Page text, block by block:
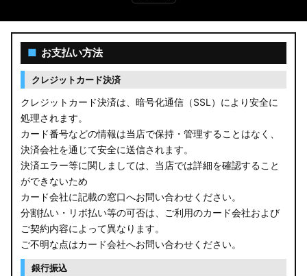
■ お支払い方法
クレジットカード決済
クレジットカード決済は、暗号化通信（SSL）により安全に
処理されます。
カード番号などの情報は当店で保持・管理することはなく、
決済会社を通じて安全に送信されます。
決済エラー等に関しましては、当店では詳細を確認すること
ができないため
カード会社に記載の窓口へお問い合わせください。
分割払い・リボ払い等の可否は、ご利用のカード会社および
ご契約内容によって異なります。
ご不明な点はカード会社へお問い合わせください。
銀行振込